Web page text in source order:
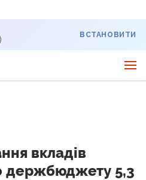
ВСТАНОВИТИ
вкладів
держбюджету 5,3